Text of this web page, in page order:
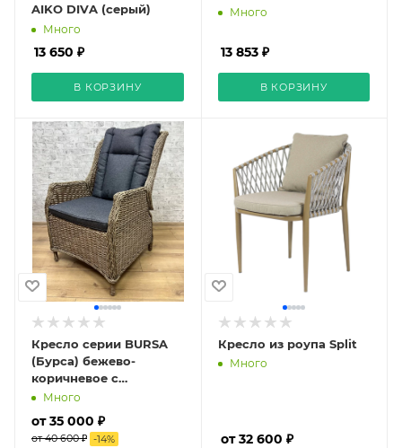
AIKO DIVA (серый)
Много
13 650 ₽
В КОРЗИНУ
Много
13 853 ₽
В КОРЗИНУ
Кресло серии BURSA
(Бурса) бежево-
коричневое с
регулируемой спинкой
ротанга
Много
от 35 000 ₽
от 40 600 ₽ -14%
Кресло из роупа Split
Много
от 32 600 ₽